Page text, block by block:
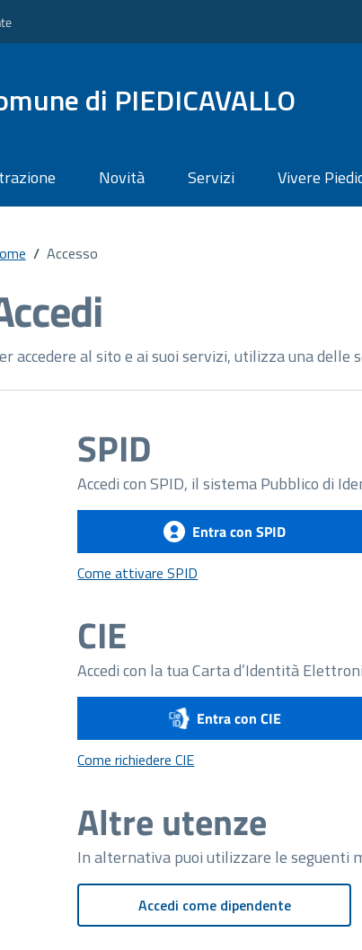
di PIEDICAVALLO
Novità Servizi Vivere
/ Accesso
accedere al sito e ai suoi servizi, utilizza una delle
SPID
Accedi con SPID, il sistema Pubblico di
Entra con SPID
Come attivare SPID
CIE
Accedi con la tua Carta d’Identità
Entra con CIE
Come richiedere CIECome richiedere CIE
Altre utenze
In alternativa puoi utilizzare le seguenti
Accedi come dipendente